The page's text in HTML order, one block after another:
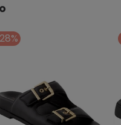
oferecido em
disponível.
R$ 119,99